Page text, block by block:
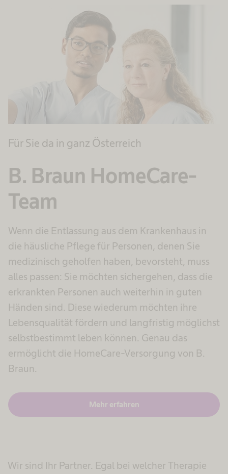
Für Sie da in ganz Österreich
B. Braun HomeCare​-
Team
Wenn die Entlassung aus dem Krankenhaus in
die häusliche Pflege für Personen, denen Sie
medizinisch geholfen haben, bevorsteht, muss
alles passen: Sie möchten sichergehen, dass die
erkrankten Personen auch weiterhin in guten
Händen sind. Diese wiederum möchten ihre
Lebensqualität fördern und langfristig möglichst
selbstbestimmt leben können. Genau das
ermöglicht die HomeCare-Versorgung von B.
Braun.
Mehr erfahren
Wir sind Ihr Partner. Egal bei welcher Therapie